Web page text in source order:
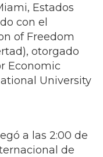
Estados
con el
of Freedom
otorgado
Economic
University
a las 2:00 de
de